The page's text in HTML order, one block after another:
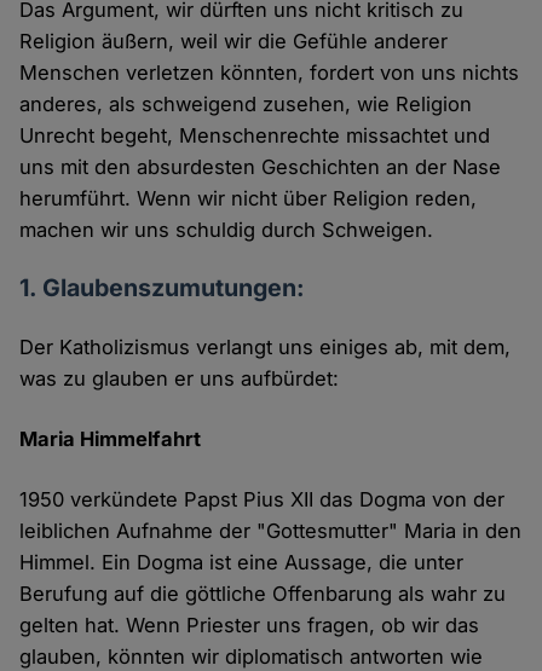
Das Argument, wir dürften uns nicht kritisch zu
Religion äußern, weil wir die Gefühle anderer
Menschen verletzen könnten, fordert von uns nichts
anderes, als schweigend zusehen, wie Religion
Unrecht begeht, Menschenrechte missachtet und
uns mit den absurdesten Geschichten an der Nase
herumführt. Wenn wir nicht über Religion reden,
machen wir uns schuldig durch Schweigen.
1. Glaubenszumutungen:
Der Katholizismus verlangt uns einiges ab, mit dem,
was zu glauben er uns aufbürdet:
Maria Himmelfahrt
1950 verkündete Papst Pius XII das Dogma von der
leiblichen Aufnahme der "Gottesmutter" Maria in den
Himmel. Ein Dogma ist eine Aussage, die unter
Berufung auf die göttliche Offenbarung als wahr zu
gelten hat. Wenn Priester uns fragen, ob wir das
glauben, könnten wir diplomatisch antworten wie